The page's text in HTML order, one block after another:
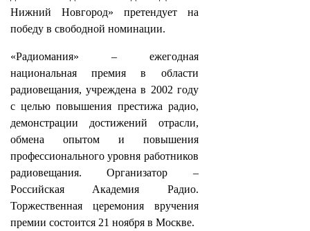
Нижний Новгород» претендует на
победу в свободной номинации.
«Радиомания» – ежегодная
национальная премия в области
радиовещания, учреждена в 2002 году
с целью повышения престижа радио,
демонстрации достижений отрасли,
обмена опытом и повышения
профессионального уровня работников
радиовещания. Организатор –
Российская Академия Радио.
Торжественная церемония вручения
премии состоится 21 ноября в Москве.